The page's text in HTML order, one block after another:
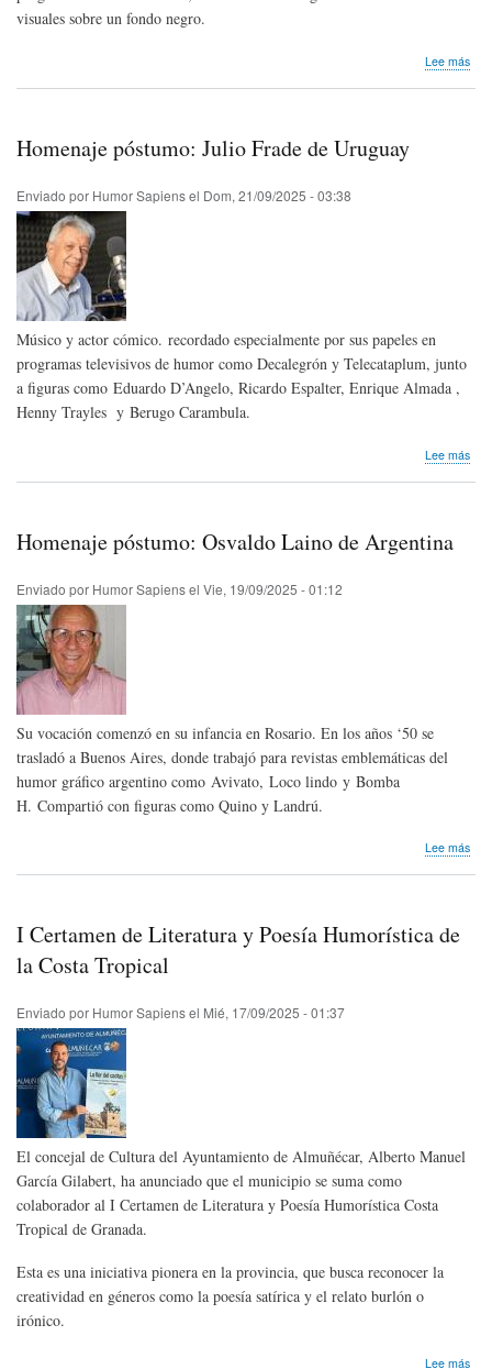
visuales sobre un fondo negro.
Lee más
Homenaje póstumo: Julio Frade de Uruguay
Enviado por Humor Sapiensel Dom, 21/09/2025 - 03:38
Músico y actor cómico. recordado especialmente por sus papeles en
programas televisivos de humor como Decalegrón y Telecataplum, junto
a figuras como Eduardo D’Angelo, Ricardo Espalter, Enrique Almada ,
Henny Trayles y Berugo Carambula.
Lee más
Homenaje póstumo: Osvaldo Laino de Argentina
Enviado por Humor Sapiensel Vie, 19/09/2025 - 01:12
Su vocación comenzó en su infancia en Rosario. En los años ‘50 se
trasladó a Buenos Aires, donde trabajó para revistas emblemáticas del
humor gráfico argentino como Avivato, Loco lindo y Bomba
H. Compartió con figuras como Quino y Landrú.
Lee más
I Certamen de Literatura y Poesía Humorística de
la Costa Tropical
Enviado por Humor Sapiensel Mié, 17/09/2025 - 01:37
El concejal de Cultura del Ayuntamiento de Almuñécar, Alberto Manuel
García Gilabert, ha anunciado que el municipio se suma como
colaborador al I Certamen de Literatura y Poesía Humorística Costa
Tropical de Granada.
Esta es una iniciativa pionera en la provincia, que busca reconocer la
creatividad en géneros como la poesía satírica y el relato burlón o
irónico.
Lee más